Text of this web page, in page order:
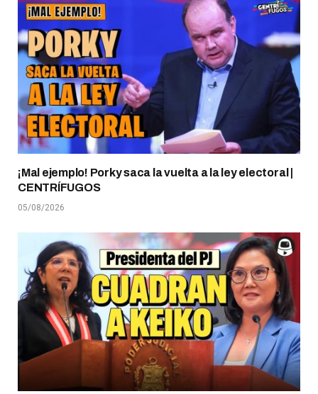
¡Mal ejemplo! Porky saca la vuelta a la ley electoral |
CENTRÍFUGOS
05/08/2026